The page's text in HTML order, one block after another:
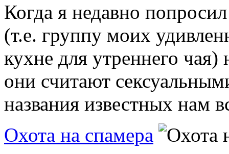
Когда я недавно
(т.е. группу моих
кухне для утреннего
они считают
названия известных нам
Охота на спамера